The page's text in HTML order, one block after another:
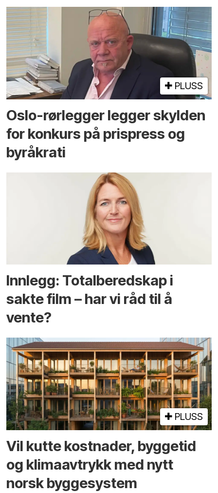
PLUSS
Oslo-rørlegger legger skylden
for konkurs på prispress og
byråkrati
Innlegg: Totalberedskap i
sakte film – har vi råd til å
vente?
PLUSS
Vil kutte kostnader, byggetid
og klima­avtrykk med nytt
norsk bygge­system